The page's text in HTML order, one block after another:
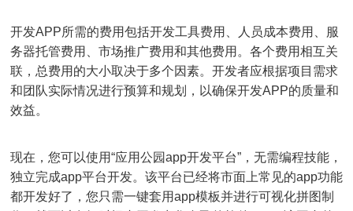
开发APP所需的费用包括开发工具费用、人员成本费用、服
务器托管费用、市场推广费用和其他费用。各个费用相互关
联，总费用的大小取决于多个因素。开发者应根据项目需求
和团队实际情况进行预算和规划，以确保开发APP的质量和
效益。
现在，您可以使用“应用公园app开发平台”，无需编程技能，
独立完成app平台开发。该平台已经将市面上常见的app功能
都开发好了，您只需一键套用app模板并进行可视化拼图制